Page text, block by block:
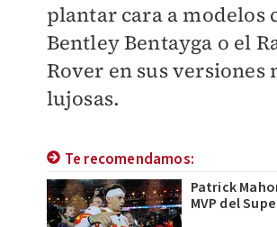
plantar cara a modelos
Bentley Bentayga o el
Rover en sus versiones
lujosas.
Te recomendamos:
Patrick
MVP del